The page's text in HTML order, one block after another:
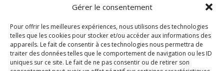
Gérer le consentement
Pour offrir les meilleures expériences, nous utilisons des technologies
telles que les cookies pour stocker et/ou accéder aux informations des
appareils. Le fait de consentir à ces technologies nous permettra de
traiter des données telles que le comportement de navigation ou les ID
uniques sur ce site. Le fait de ne pas consentir ou de retirer son
jQuery ,MySQL,PHP, Woocommerce ,Wordpress | Commentaires
ferméssur
Galerie
maison
Dauphine